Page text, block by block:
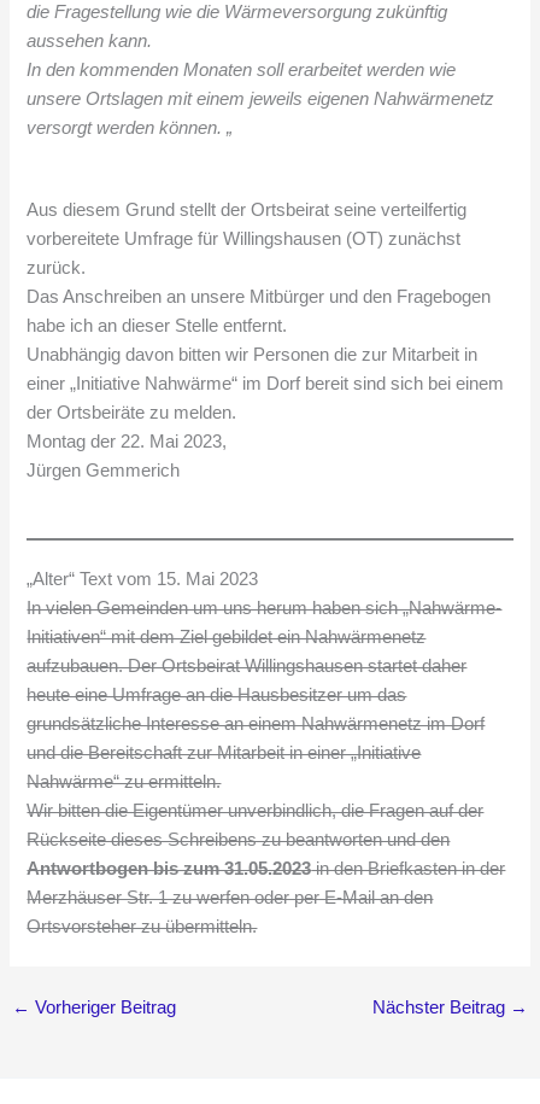
die Fragestellung wie die Wärmeversorgung zukünftig
aussehen kann.
In den kommenden Monaten soll erarbeitet werden wie
unsere Ortslagen mit einem jeweils eigenen Nahwärmenetz
versorgt werden können. „
Aus diesem Grund stellt der Ortsbeirat seine verteilfertig
vorbereitete Umfrage für Willingshausen (OT) zunächst
zurück.
Das Anschreiben an unsere Mitbürger und den Fragebogen
habe ich an dieser Stelle entfernt.
Unabhängig davon bitten wir Personen die zur Mitarbeit in
einer „Initiative Nahwärme“ im Dorf bereit sind sich bei einem
der Ortsbeiräte zu melden.
Montag der 22. Mai 2023,
Jürgen Gemmerich
„Alter“ Text vom 15. Mai 2023
In vielen Gemeinden um uns herum haben sich „Nahwärme-
Initiativen“ mit dem Ziel gebildet ein Nahwärmenetz
aufzubauen. Der Ortsbeirat Willingshausen startet daher
heute eine Umfrage an die Hausbesitzer um das
grundsätzliche Interesse an einem Nahwärmenetz im Dorf
und die Bereitschaft zur Mitarbeit in einer „Initiative
Nahwärme“ zu ermitteln.
Wir bitten die Eigentümer unverbindlich, die Fragen auf der
Rückseite dieses Schreibens zu beantworten und den
Antwortbogen bis zum 31.05.2023in den Briefkasten in der
Merzhäuser Str. 1 zu werfen oder per E-Mail an den
Ortsvorsteher zu übermitteln.
← Vorheriger Beitrag Nächster Beitrag →